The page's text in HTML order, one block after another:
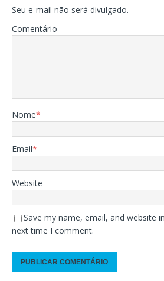
Seu e-mail não será divulgado.
Comentário
Nome*
Email*
Website
Save my name, email, and website
next time I comment.